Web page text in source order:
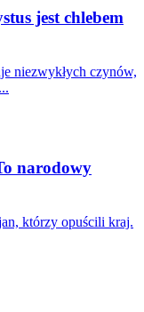
jest chlebem
niezwykłych czynów,
narodowy
którzy opuścili kraj.